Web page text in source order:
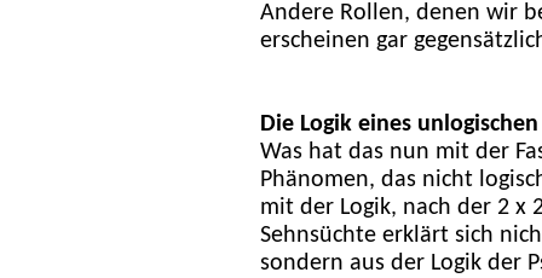
Andere Rollen, denen wir
erscheinen gar
Die Logik eines unlogischen
Was hat das nun mit der
Phänomen, das nicht
mit der Logik, nach der 2 x
Sehnsüchte erklärt sich
sondern aus der Logik der